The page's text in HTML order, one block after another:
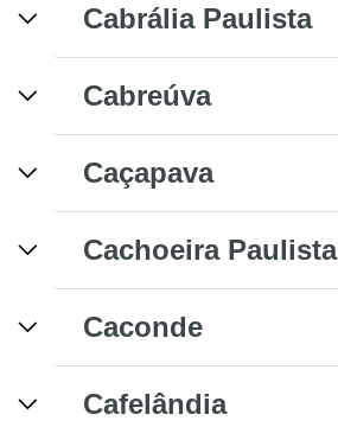
Cabrália Paulista
Cabreúva
Caçapava
Cachoeira Paulista
Caconde
Cafelândia